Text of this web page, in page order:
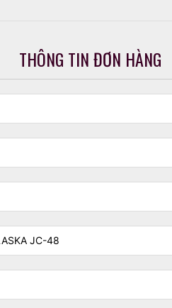
THÔNG TIN ĐƠN HÀNG